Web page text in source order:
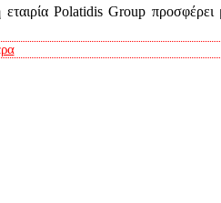
Polatidis Group προσφέρει